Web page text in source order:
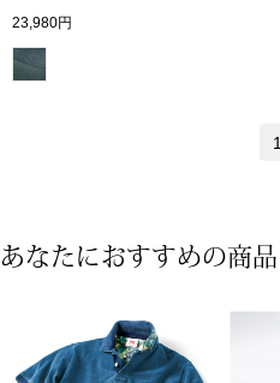
ルメールオマージュウオッチ
集
23,980円
1
あなたにおすすめの商品